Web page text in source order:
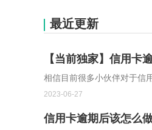
最近更新
【当前独家】信用卡
相信目前很多小伙伴对于信
2023-06-27
信用卡逾期后该怎么